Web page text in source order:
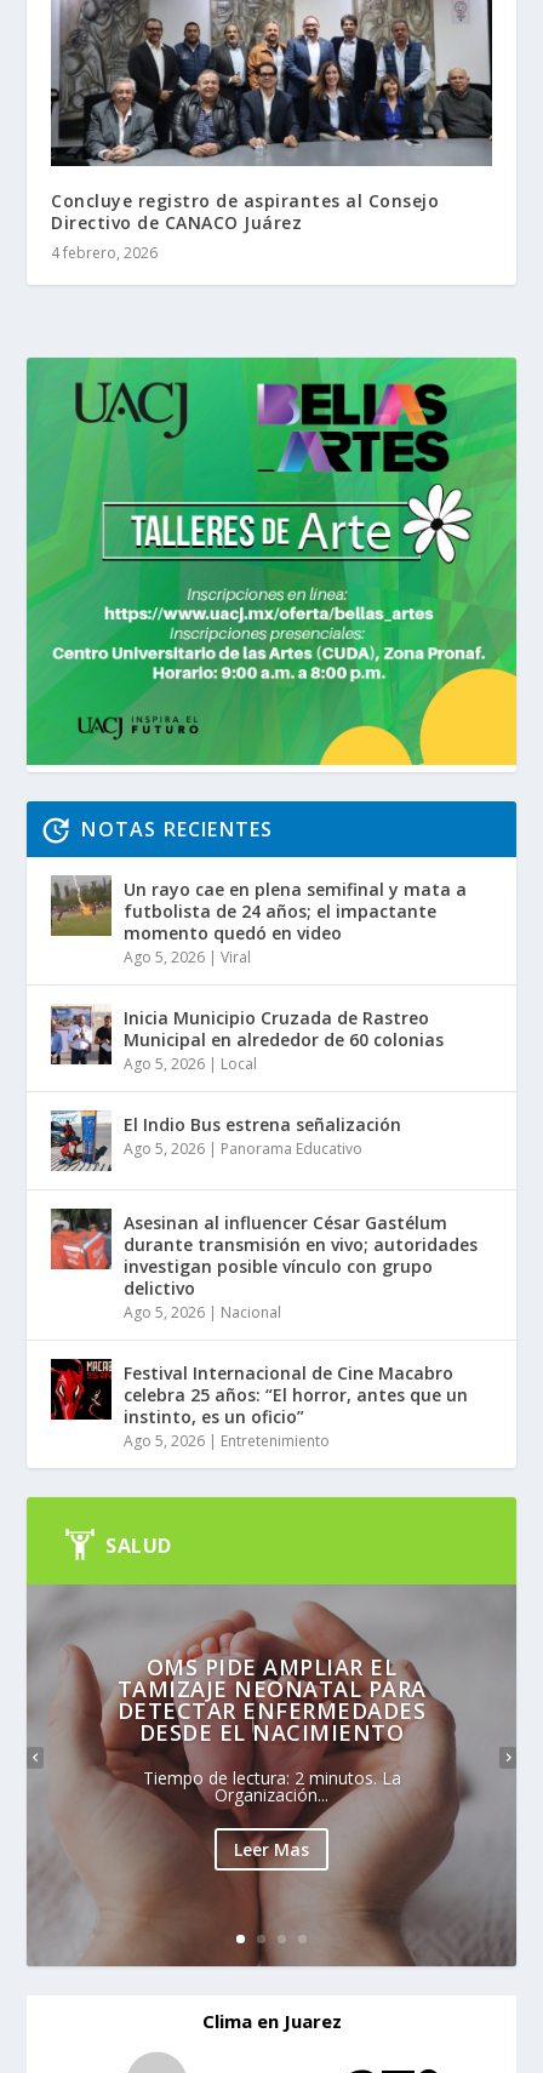
Concluye registro de aspirantes al Consejo
Directivo de CANACO Juárez
4 febrero, 2026
NOTAS RECIENTES
Un rayo cae en plena semifinal y mata a
futbolista de 24 años; el impactante
momento quedó en video
Ago 5, 2026 |Viral
Inicia Municipio Cruzada de Rastreo
Municipal en alrededor de 60 colonias
Ago 5, 2026 | Local
El Indio Bus estrena señalización
Ago 5, 2026 | Panorama Educativo
Asesinan al influencer César Gastélum
durante transmisión en vivo; autoridades
investigan posible vínculo con grupo
delictivo
Ago 5, 2026 | Nacional
Festival Internacional de Cine Macabro
celebra 25 años: “El horror, antes que un
instinto, es un oficio”
Ago 5, 2026 | Entretenimiento
SALUD
OMS PIDE AMPLIAR EL
TAMIZAJE NEONATAL PARA
DETECTAR ENFERMEDADES
DESDE EL NACIMIENTO
Tiempo de lectura: 2 minutos. La
Organización...
Leer Mas
Clima en Juarez